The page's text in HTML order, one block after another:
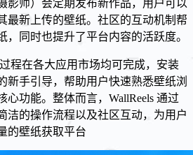
影师）会定期发布新作品，用户可以
最新上传的壁纸。社区的互动机制帮
，同时也提升了平台内容的活跃度。
程在各大应用市场均可完成，安装
新手引导，帮助用户快速熟悉壁纸浏
心功能。整体而言，WallReels 通过
洁的操作流程以及社区互动，为用户
的壁纸获取平台